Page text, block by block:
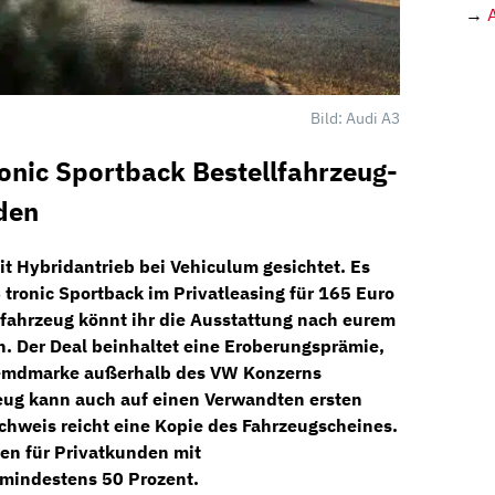
Bild: Audi A3
Sportback Bestellfahrzeug-
Hybridantrieb bei Vehiculum gesichtet. Es
tronic Sportback im Privatleasing für165 Euro
könnt ihr die Ausstattung nach eurem
Der Deal beinhaltet eine Eroberungsprämie,
außerhalb des VW Konzerns
kann auch auf einen Verwandten ersten
reicht eine Kopie des Fahrzeugscheines.
für Privatkunden mit
50 Prozent.
→